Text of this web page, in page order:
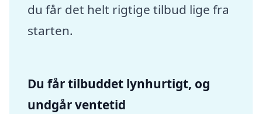
du får det helt rigtige tilbud lige fra
starten.
Du får tilbuddet lynhurtigt, og
undgår ventetid